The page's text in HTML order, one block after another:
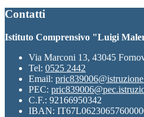
Contatti
Istituto Comprensivo "Luigi
Via Marconi 13, 43045
Tel: 0525 2442
Email:
PEC:
C.F.: 92166950342
IBAN: